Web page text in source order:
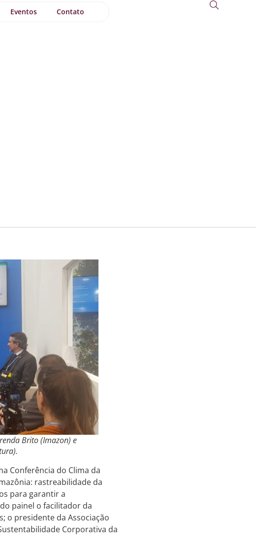
Eventos Contato
Brito (Imazon) e
Conferência do Clima da
rastreabilidade da
para garantir a
painel o facilitador da
o presidente da Associação
Corporativa da